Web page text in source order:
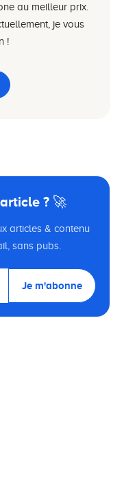
au meilleur prix.
je vous
!
? 🚀
articles & contenu
sans pubs.
Je m'abonne